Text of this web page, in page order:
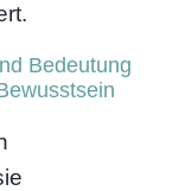
Bedeutung